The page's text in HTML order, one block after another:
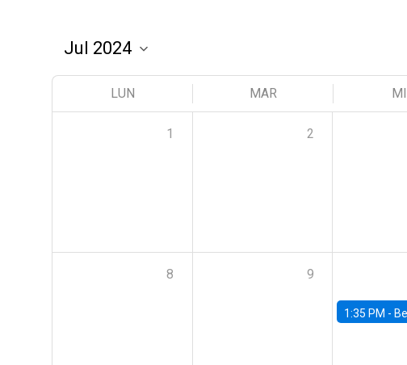
LUN MAR
1 2
8 9
1:35 PM - Beatriz